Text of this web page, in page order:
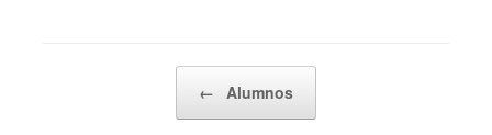
← Alumnos